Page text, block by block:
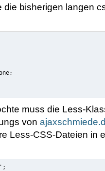
die bisherigen langen
muss die Less-
von
Less-CSS-Dateien in